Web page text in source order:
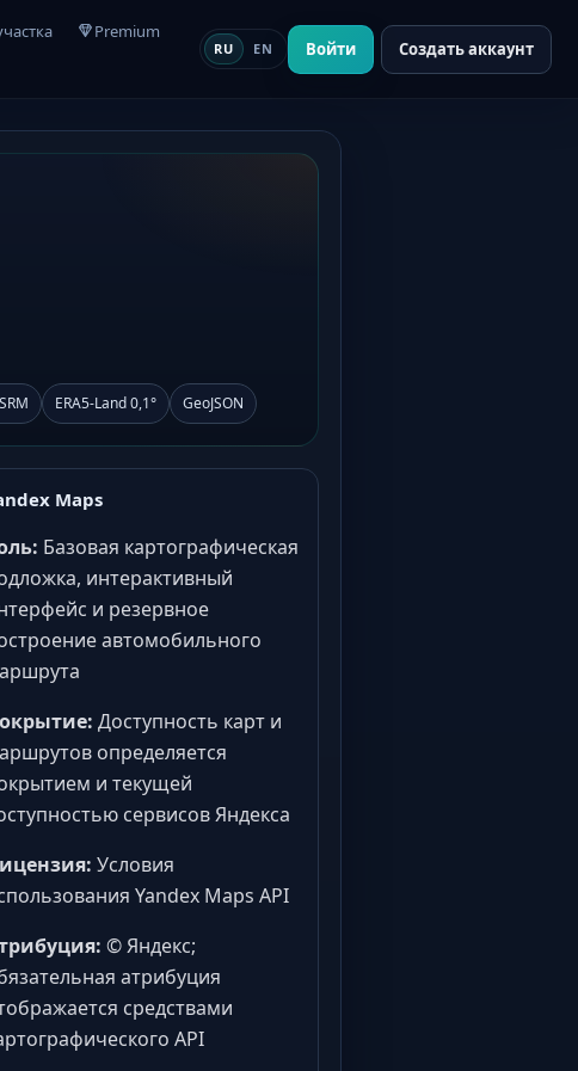
Premium
RU EN Войти Создать аккаунт
ERA5-Land 0,1° GeoJSON
Maps
Базовая картографическая
интерактивный
и резервное
автомобильного
Доступность карт и
определяется
и текущей
сервисов Яндекса
Условия
Yandex Maps API
© Яндекс;
атрибуция
средствами
API